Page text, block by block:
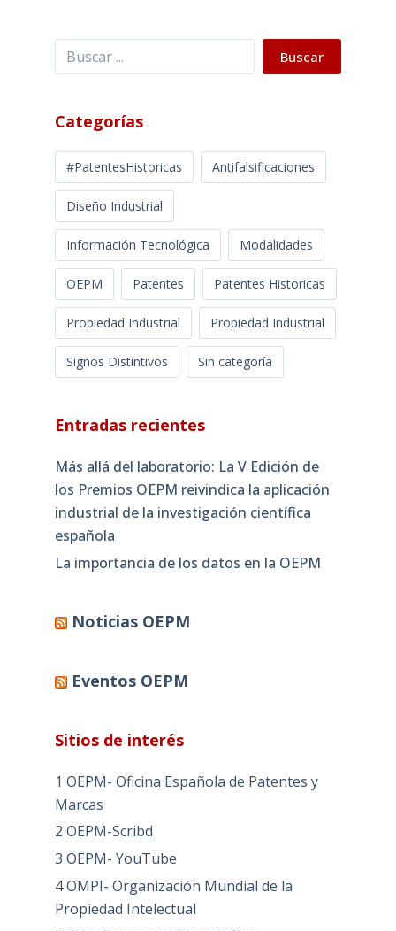
Buscar Buscar
Categorías
#PatentesHistoricas Antifalsificaciones
Diseño Industrial
Información Tecnológica Modalidades
OEPM Patentes Patentes Historicas
Propiedad Industrial Propiedad Industrial
Signos Distintivos Sin categoría
Entradas recientes
Más allá del laboratorio: La V Edición de
los Premios OEPM reivindica la aplicación
industrial de la investigación científica
española
La importancia de los datos en la OEPM
Noticias OEPM
Eventos OEPM
Sitios de interés
1 OEPM- Oficina Española de Patentes y
Marcas
2 OEPM-Scribd
3 OEPM- YouTube
4 OMPI- Organización Mundial de la
Propiedad Intelectual